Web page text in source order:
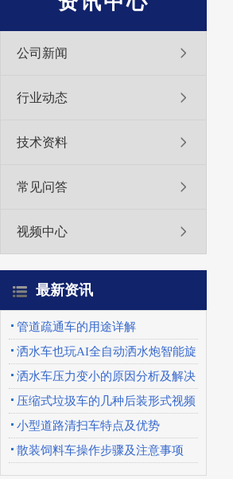
公司新闻
行业动态
技术资料
常见问答
视频中心
最新资讯
管道疏通车的用途详解
洒水车也玩AI全自动洒水炮智能旋
转喷头优势特点
洒水车压力变小的原因分析及解决
办法
压缩式垃圾车的几种后装形式视频
展示
小型道路清扫车特点及优势
散装饲料车操作步骤及注意事项